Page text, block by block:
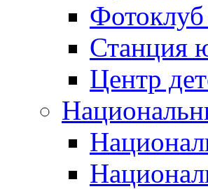
Станция
Центр